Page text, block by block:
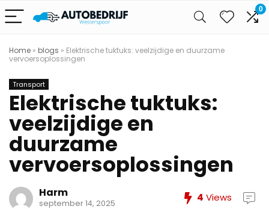
0
Home » blogs » Elektrische tuktuks: veelzijdige en duurzame
vervoersoplossingen
Transport
Elektrische tuktuks:
veelzijdige en
duurzame
vervoersoplossingen
Harm
september 14, 2025 4 Views